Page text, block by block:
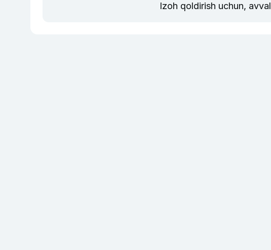
Izoh qoldirish uchun, avval